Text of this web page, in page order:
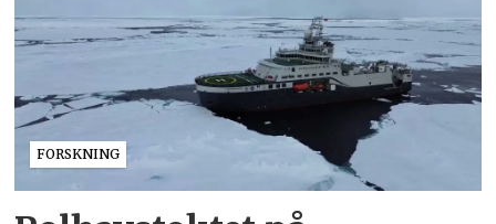
FORSKNING